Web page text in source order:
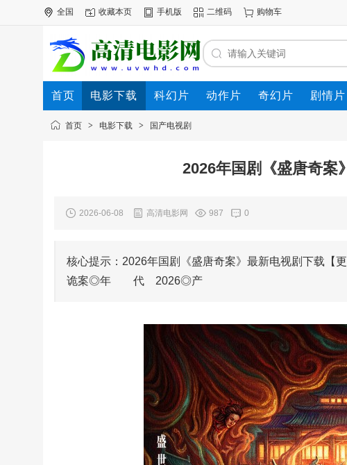
全国 收藏本页 手机版 二维码 购物车
首页 电影下载 科幻片 动作片 奇幻片 剧情片
电影专题 下载帮助
首页 > 电影下载 > 国产电视剧
2026年国剧《盛唐奇案
2026-06-08 高清电影网 987 0
核心提示：2026年国剧《盛唐奇案》最新电视剧
诡案◎年 代 2026◎产